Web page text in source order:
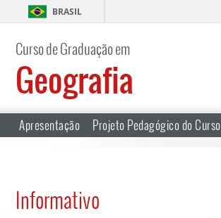
BRASIL
Curso de Graduação em
Geografia
Apresentação Projeto Pedagógico do Curso
Informativo